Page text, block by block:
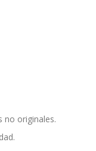
no originales.